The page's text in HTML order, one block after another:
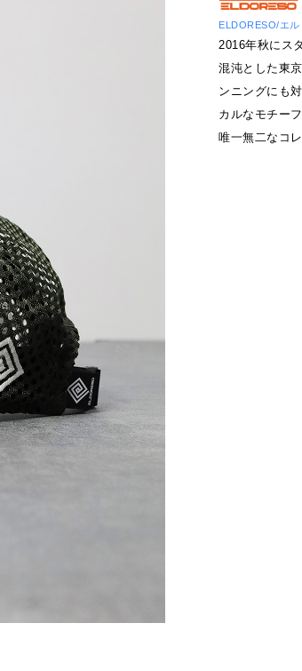
ELDORESO/エル
2016年秋にス
混沌とした東
ンニングにも
カルなモチー
唯一無二なコ